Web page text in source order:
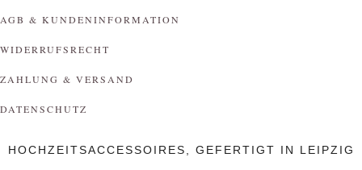
AGB & KUNDENINFORMATION
WIDERRUFSRECHT
ZAHLUNG & VERSAND
DATENSCHUTZ
HOCHZEITSACCESSOIRES, GEFERTIGT IN LEIPZIG